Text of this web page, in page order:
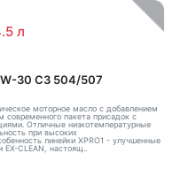
л
30 C3 504/507
моторное масло с добавлением
современного пакета присадок с
Отличные низкотемпературные
при высоких
линейки XPRO1 - улучшенные
CLEAN, настоящ..